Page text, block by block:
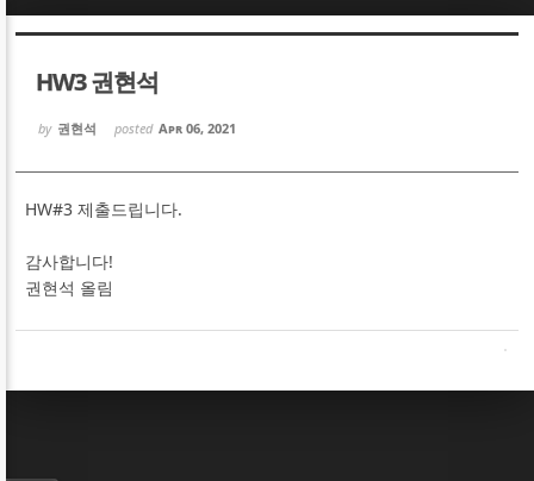
HW3 권현석
by 권현석 posted Apr 06, 2021
HW#3 제출드립니다.
감사합니다!
권현석 올림
Sketchbook5, 스케치북5
Sketchbook5, 스케치북5
Sketchbook5, 스케치북5
Sketchbook5, 스케치북5